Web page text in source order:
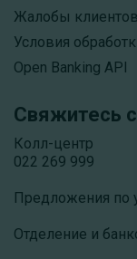
Жалобы клиентов
Условия
Open Banking API
Свяжитесь
Колл-центр
022 269 999
Предложения по
Отделение и